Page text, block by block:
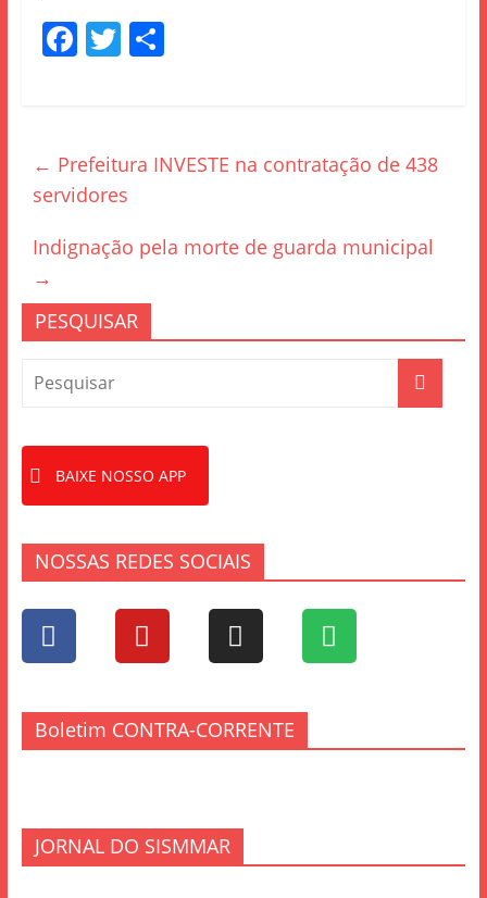
F
b
o
o
T S
← Prefeitura INVESTE na contratação de 438
servidores
Indignação pela morte de guarda municipal
→
PESQUISAR
BAIXE NOSSO APP
NOSSAS REDES SOCIAIS
Boletim CONTRA-CORRENTE
JORNAL DO SISMMAR